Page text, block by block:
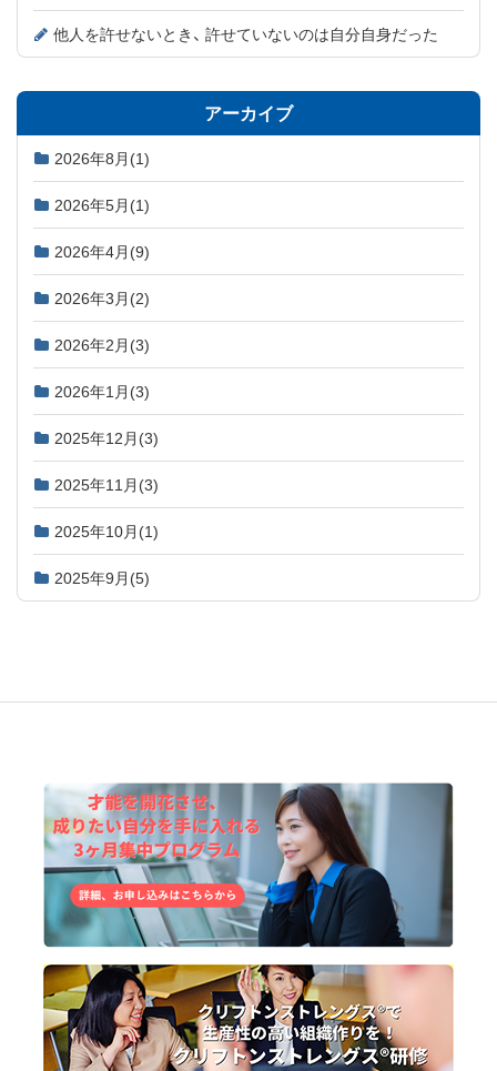
他人を許せないとき、 許せていないのは自分自身だった
アーカイブ
2026年8月 (1)
2026年5月 (1)
2026年4月 (9)
2026年3月 (2)
2026年2月 (3)
2026年1月 (3)
2025年12月 (3)
2025年11月 (3)
2025年10月 (1)
2025年9月 (5)